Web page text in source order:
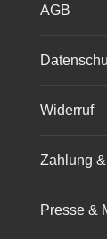
AGB
Widerruf
Zahlung
Presse &